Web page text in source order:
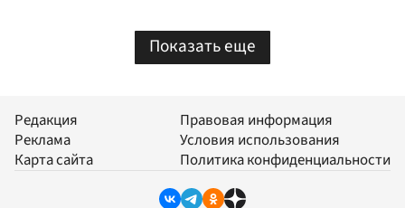
Показать еще
Редакция
Реклама
Карта сайта
Правовая информация
Условия использования
Политика конфиденциальности